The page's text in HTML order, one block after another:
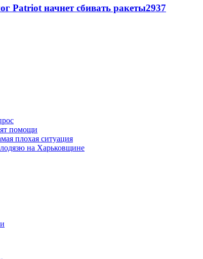
Patriot начнет сбивать ракеты2937
помощи
плохая ситуация
на Харьковщине